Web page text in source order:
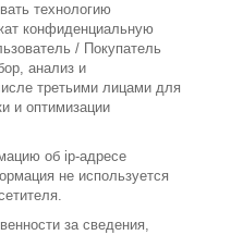
технологию
конфиденциальную
/ Покупатель
анализ и
третьими лицами для
и оптимизации
об ip-адресе
не используется
за сведения,